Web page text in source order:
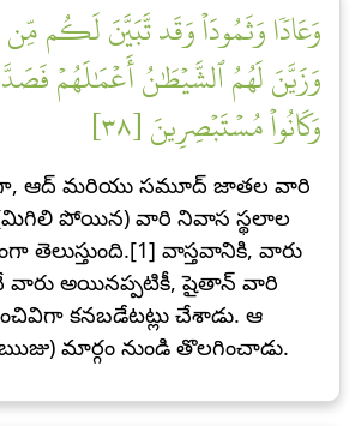
وَعَادٗا وَثَمُودَاْ وَقَد تَّبَيَّنَ لَكُم
وَزَيَّنَ لَهُمُ ٱلشَّيۡطَٰنُ أَعۡمَٰلَهُمۡ
وَكَانُواْ مُسۡتَبۡصِرِينَ [٣٨]
ఆద్ మరియు సమూద్ జాతల వారి
పోయిన) వారి నివాస స్థలాల
తెలుస్తుంది.[1] వాస్తవానికి, వారు
వారు అయినప్పటికీ, షైతాన్ వారి
కనబడేటట్లు చేశాడు. ఆ
మార్గం నుండి తొలగించాడు.